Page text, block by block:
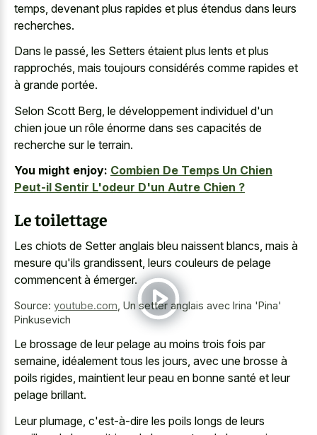
temps, devenant plus rapides et plus étendus dans leurs
recherches.
Dans le passé, les Setters étaient plus lents et plus
rapprochés, mais toujours considérés comme rapides et
à grande portée.
Selon Scott Berg, le développement individuel d'un
chien joue un rôle énorme dans ses capacités de
recherche sur le terrain.
You might enjoy: Combien De Temps Un Chien
Peut-il Sentir L'odeur D'un Autre Chien ?
Le toilettage
Les chiots de Setter anglais bleu naissent blancs, mais à
mesure qu'ils grandissent, leurs couleurs de pelage
commencent à émerger.
Source: youtube.com Un setter anglais avec Irina 'Pina'
Pinkusevich
Le brossage de leur pelage au moins trois fois par
semaine, idéalement tous les jours, avec une brosse à
poils rigides, maintient leur peau en bonne santé et leur
pelage brillant.
Leur plumage, c'est-à-dire les poils longs de leurs